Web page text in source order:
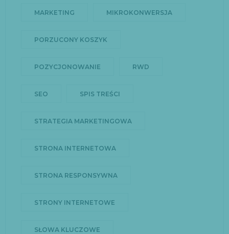
MARKETING MIKROKONWERSJA
PORZUCONY KOSZYK
POZYCJONOWANIE RWD
SEO SPIS TREŚCI
STRATEGIA MARKETINGOWA
STRONA INTERNETOWA
STRONA RESPONSYWNA
STRONY INTERNETOWE
SŁOWA KLUCZOWE